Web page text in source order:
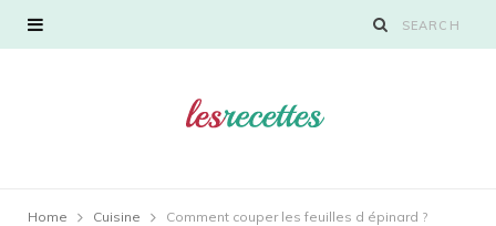
Home Cuisine Comment couper les feuilles d épinard ?